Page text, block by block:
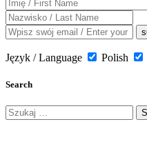
Język / Language Polish
Search
Szukaj: